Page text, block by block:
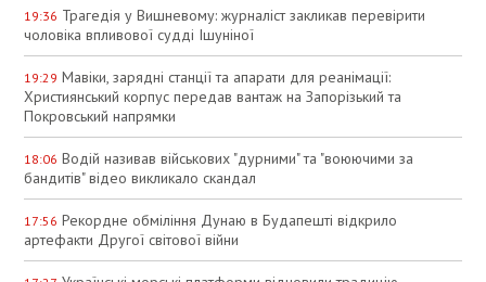
19:36 Трагедія у Вишневому: журналіст закликав перевірити
чоловіка впливової судді Ішуніної
19:29 Мавіки, зарядні станції та апарати для реанімації:
Християнський корпус передав вантаж на Запорізький та
Покровський напрямки
18:06 Водій називав військових "дурними" та "воюючими за
бандитів" відео викликало скандал
17:56 Рекордне обміління Дунаю в Будапешті відкрило
артефакти Другої світової війни